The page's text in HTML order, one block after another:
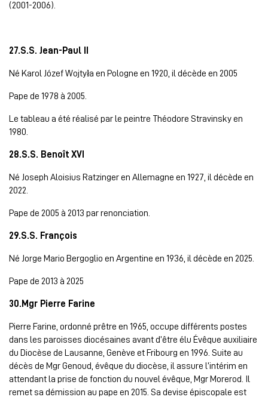
(2001-2006).
27.S.S. Jean-Paul II
Né Karol Józef Wojtyła en Pologne en 1920, il décède en 2005
Pape de 1978 à 2005.
Le tableau a été réalisé par le peintre Théodore Stravinsky en
1980.
28.S.S. Benoît XVI
Né Joseph Aloisius Ratzinger en Allemagne en 1927, il décède en
2022.
Pape de 2005 à 2013 par renonciation.
29.S.S. François
Né Jorge Mario Bergoglio en Argentine en 1936, il décède en 2025.
Pape de 2013 à 2025
30.Mgr Pierre Farine
Pierre Farine, ordonné prêtre en 1965, occupe différents postes
dans les paroisses diocésaines avant d’être élu Évêque auxiliaire
du Diocèse de Lausanne, Genève et Fribourg en 1996. Suite au
décès de Mgr Genoud, évêque du diocèse, il assure l’intérim en
attendant la prise de fonction du nouvel évêque, Mgr Morerod. Il
remet sa démission au pape en 2015. Sa devise épiscopale est